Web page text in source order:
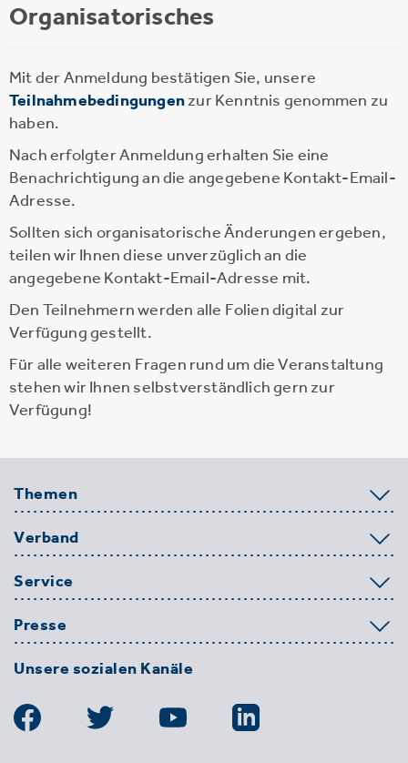
Organisatorisches
Mit der Anmeldung bestätigen Sie, unsere
Teilnahmebedingungenzur Kenntnis genommen zu
haben.
Nach erfolgter Anmeldung erhalten Sie eine
Benachrichtigung an die angegebene Kontakt-Email-
Adresse.
Sollten sich organisatorische Änderungen ergeben,
teilen wir Ihnen diese unverzüglich an die
angegebene Kontakt-Email-Adresse mit.
Den Teilnehmern werden alle Folien digital zur
Verfügung gestellt.
Für alle weiteren Fragen rund um die Veranstaltung
stehen wir Ihnen selbstverständlich gern zur
Verfügung!
Themen
Verband
Service
Presse
Unsere sozialen Kanäle